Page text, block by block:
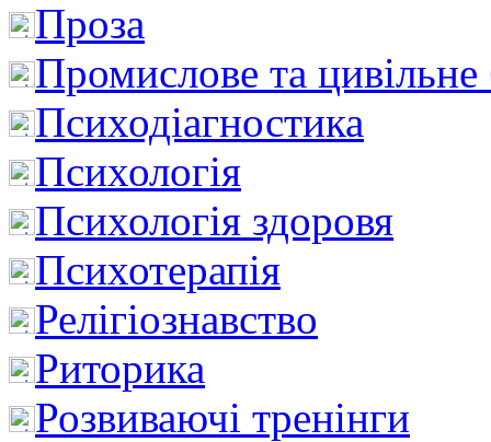
Проза
Промислове та цивільне
Психодіагностика
Психологія
Психологія здоровя
Психотерапія
Релігіознавство
Риторика
Розвиваючі тренінги